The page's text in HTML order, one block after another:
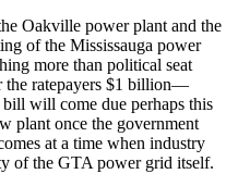
Oakville power plant and the
of the Mississauga power
more than political seat
the ratepayers $1 billion—
will come due perhaps this
plant once the government
at a time when industry
of the GTA power grid itself.